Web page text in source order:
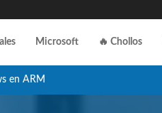
Microsoft 🔥 Chollos
en ARM